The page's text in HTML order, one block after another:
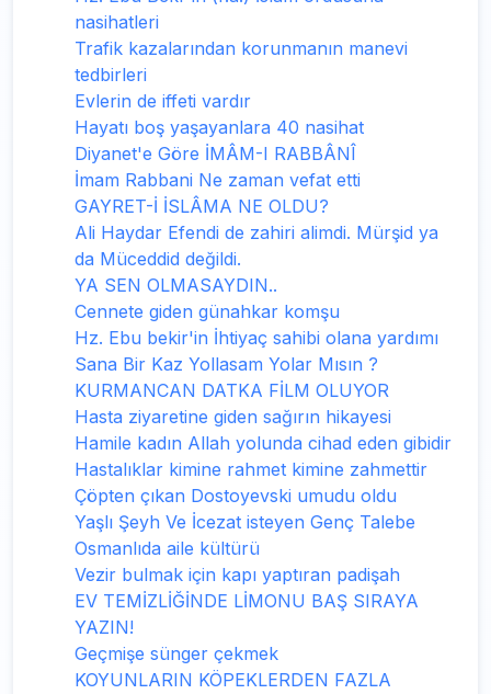
nasihatleri
Trafik kazalarından korunmanın manevi
tedbirleri
Evlerin de iffeti vardır
Hayatı boş yaşayanlara 40 nasihat
Diyanet'e Göre İMÂM-I RABBÂNÎ
İmam Rabbani Ne zaman vefat etti
GAYRET-İ İSLÂMA NE OLDU?
Ali Haydar Efendi de zahiri alimdi. Mürşid ya
da Müceddid değildi.
YA SEN OLMASAYDIN..
Cennete giden günahkar komşu
Hz. Ebu bekir'in İhtiyaç sahibi olana yardımı
Sana Bir Kaz Yollasam Yolar Mısın ?
KURMANCAN DATKA FİLM OLUYOR
Hasta ziyaretine giden sağırın hikayesi
Hamile kadın Allah yolunda cihad eden gibidir
Hastalıklar kimine rahmet kimine zahmettir
Çöpten çıkan Dostoyevski umudu oldu
Yaşlı Şeyh Ve İcezat isteyen Genç Talebe
Osmanlıda aile kültürü
Vezir bulmak için kapı yaptıran padişah
EV TEMİZLİĞİNDE LİMONU BAŞ SIRAYA
YAZIN!
Geçmişe sünger çekmek
KOYUNLARIN KÖPEKLERDEN FAZLA